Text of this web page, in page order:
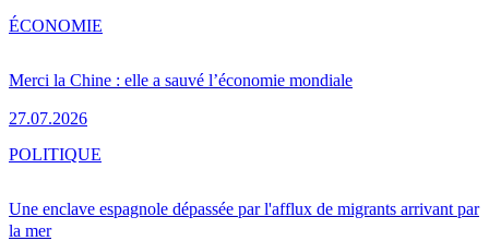
Merci la Chine : elle a sauvé l’économie mondiale
27.07.2026
ÉCONOMIE
Une enclave espagnole dépassée par l'afflux de migrants arrivant par
la mer
POLITIQUE